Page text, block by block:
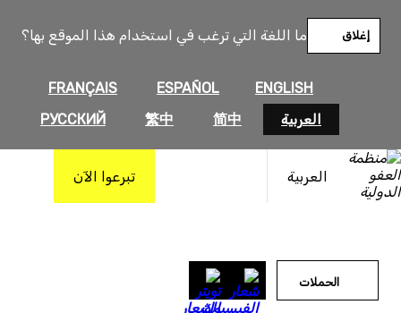
ما اللغة التي ترغب في استخدام هذا الموقع بها؟
ENGLISH
ESPAÑOL
FRANÇAIS
العربية
简中
繁中
РУССКИЙ
إغلاق
العربية تبرعوا الآن
المحتوى
الحملات